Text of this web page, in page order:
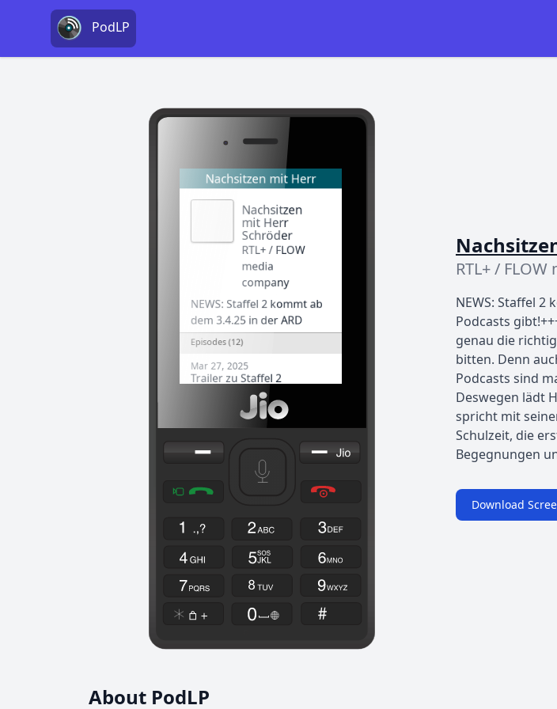
PodLP
RTL+ /
NEWS: Staffel 2
Podcasts
genau die
bitten. Denn
Podcasts sind
Deswegen lädt
spricht mit
Schulzeit, die
Begegnungen
Download
About PodLP